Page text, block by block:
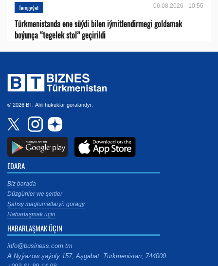
Jemgyýet 06.08.2026 - 10:55
Türkmenistanda ene süýdi bilen iýmitlendirmegi goldamak
boýunça “tegelek stol” geçirildi
© 2026 BT. Ähli hukuklar goralandyr.
EDARA
Biz barada
Düzgünler we şertler
Şahsy maglumatlaryň goragy
Habarlaşmak üçin
HABARLAŞMAK ÜÇIN
info@business.com.tm
A.Nyýazow şaýoly 157, Aşgabat, Türkmenistan, 744000